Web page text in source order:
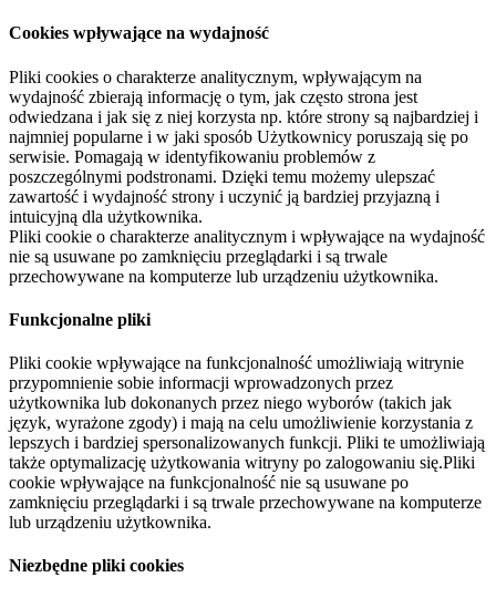
Cookies wpływające na wydajność
Pliki cookies o charakterze analitycznym, wpływającym na
wydajność zbierają informację o tym, jak często strona jest
odwiedzana i jak się z niej korzysta np. które strony są najbardziej i
najmniej popularne i w jaki sposób Użytkownicy poruszają się po
serwisie. Pomagają w identyfikowaniu problemów z
poszczególnymi podstronami. Dzięki temu możemy ulepszać
zawartość i wydajność strony i uczynić ją bardziej przyjazną i
intuicyjną dla użytkownika.
Pliki cookie o charakterze analitycznym i wpływające na wydajność
nie są usuwane po zamknięciu przeglądarki i są trwale
przechowywane na komputerze lub urządzeniu użytkownika.
Funkcjonalne pliki
Pliki cookie wpływające na funkcjonalność umożliwiają witrynie
przypomnienie sobie informacji wprowadzonych przez
użytkownika lub dokonanych przez niego wyborów (takich jak
język, wyrażone zgody) i mają na celu umożliwienie korzystania z
lepszych i bardziej spersonalizowanych funkcji. Pliki te umożliwiają
także optymalizację użytkowania witryny po zalogowaniu się.Pliki
cookie wpływające na funkcjonalność nie są usuwane po
zamknięciu przeglądarki i są trwale przechowywane na komputerze
lub urządzeniu użytkownika.
Niezbędne pliki cookies